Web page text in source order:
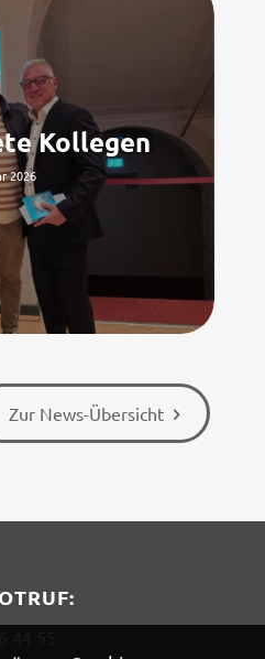
Kollegen
2026
Zur News-Übersicht